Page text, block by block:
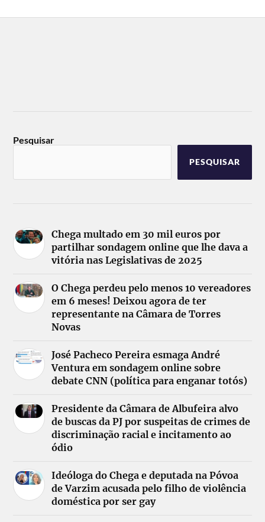
Pesquisar
PESQUISAR
Chega multado em 30 mil euros por
partilhar sondagem online que lhe dava a
vitória nas Legislativas de 2025
O Chega perdeu pelo menos 10 vereadores
em 6 meses! Deixou agora de ter
representante na Câmara de Torres
Novas
José Pacheco Pereira esmaga André
Ventura em sondagem online sobre
debate CNN (política para enganar totós)
Presidente da Câmara de Albufeira alvo
de buscas da PJ por suspeitas de crimes de
discriminação racial e incitamento ao
ódio
Ideóloga do Chega e deputada na Póvoa
de Varzim acusada pelo filho de violência
doméstica por ser gay